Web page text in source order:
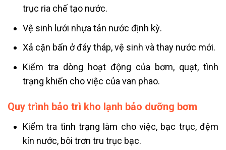
trục ria chế tạo nước.
Vệ sinh lưới nhựa tản nước định kỳ.
Xả cặn bẩn ở đáy tháp, vệ sinh và thay nước mới.
Kiểm tra dòng hoạt động của bơm, quạt, tình
trạng khiến cho việc của van phao.
Quy trình bảo trì kho lạnh bảo dưỡng bơm
Kiểm tra tình trạng làm cho việc, bạc trục, đệm
kín nước, bôi trơn tru trục bạc.